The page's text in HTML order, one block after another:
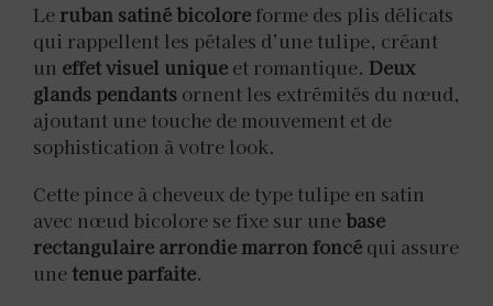
Le ruban satiné bicolore forme des plis délicats
qui rappellent les pétales d’une tulipe, créant
un effet visuel unique et romantique. Deux
glands pendants ornent les extrémités du nœud,
ajoutant une touche de mouvement et de
sophistication à votre look.
Cette pince à cheveux de type tulipe en satin
avec nœud bicolore se fixe sur unebase
rectangulaire arrondie marron foncé qui assure
unetenue parfaite.